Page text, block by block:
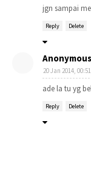
jgn sampai
Reply Delete
Anonymous
20 Jan 2014,
ade la tu yg
Reply Delete